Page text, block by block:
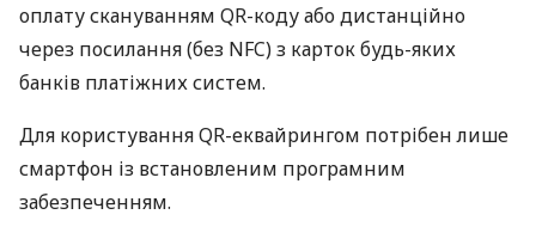
оплату скануванням QR-коду або дистанційно
через посилання (без NFC) з карток будь-яких
банків платіжних систем.
Для користування QR-еквайрингом потрібен лише
смартфон із встановленим програмним
забезпеченням.